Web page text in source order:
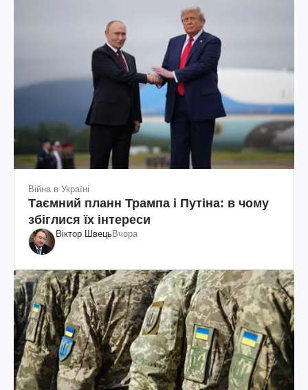
Війна в Україні
Таємний планн Трампа і Путіна: в чому
збіглися їх інтереси
Віктор ШвецьВчора